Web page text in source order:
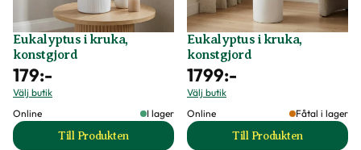
Eukalyptus i kruka,
konstgjord
179:-
Välj butik
Online
I lager
Till Produkten
till Eukalyptus i kruka, konstgjord produktsida
Eukalyptus i kruka,
konstgjord
1799:-
Välj butik
Online
Fåtal i lager
Till Produkten
till Eukalyptus i